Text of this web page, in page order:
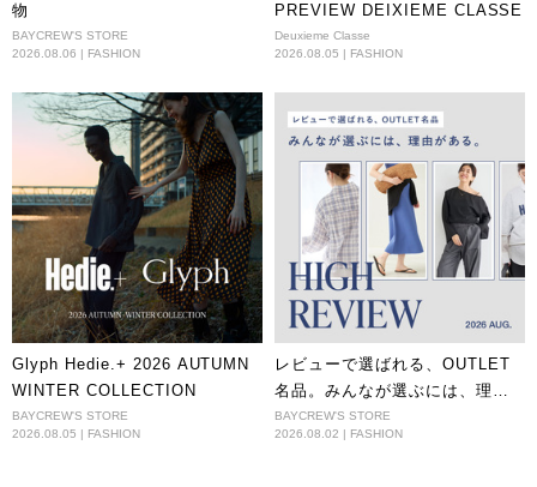
物
BAYCREW'S STORE
2026.08.06 | FASHION
PREVIEW DEIXIEME CLASSE
Deuxieme Classe
2026.08.05 | FASHION
Glyph Hedie.+ 2026 AUTUMN
WINTER COLLECTION
BAYCREW'S STORE
2026.08.05 | FASHION
レビューで選ばれる、OUTLET
名品。みんなが選ぶには、理由
がある。
BAYCREW'S STORE
2026.08.02 | FASHION